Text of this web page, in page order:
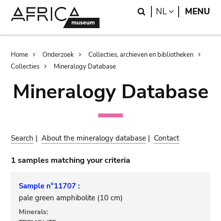
Search
NL LANGUAGE
MENU
Breadcrumb
Home Onderzoek
Collecties, archieven en bibliotheken
Collecties
Mineralogy Database
Mineralogy Database
Search |About the mineralogy database | Contact
1 samples matching your criteria
Sample n°11707 :
pale green amphibolite (10 cm)
Minerals: